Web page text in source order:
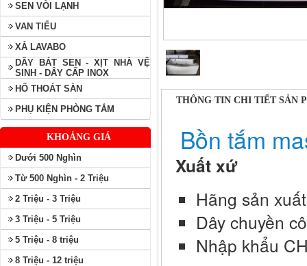
SEN VÒI LẠNH
VAN TIỂU
XẢ LAVABO
DÂY BÁT SEN - XỊT NHÀ VỆ
SINH - DÂY CẤP INOX
HỐ THOÁT SÀN
PHỤ KIỆN PHÒNG TẮM
KHOẢNG GIÁ
Dưới 500 Nghìn
Từ 500 Nghìn - 2 Triệu
2 Triệu - 3 Triệu
3 Triệu - 5 Triệu
5 Triệu - 8 triệu
8 Triệu - 12 triệu
THÔNG TIN CHI TIẾT SẢN
Bồn tắm
Xuất xứ
Hãng sản
Dây chuyền
Nhập khẩu